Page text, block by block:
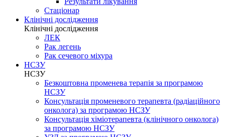
Стаціонар
Клінічні дослідження
Клінічні дослідження
ЛЕК
Рак легень
Рак сечевого міхура
НСЗУ
НСЗУ
Безкоштовна променева терапія за програмою
НСЗУ
Консультація променевого терапевта (радіаційного
онколога) за програмою НСЗУ
Консультація хіміотерапевта (клінічного онколога)
за програмою НСЗУ